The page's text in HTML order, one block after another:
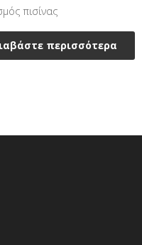
πισίνας
περισσότερα